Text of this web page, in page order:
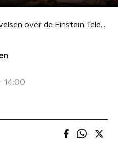
Stan Bentvelsen over de Einstein Telescope
14:00